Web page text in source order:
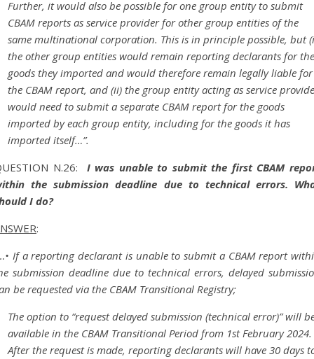
Further, it would also be possible for one group entity to submit
CBAM reports as service provider for other group entities of the
same multinational corporation. This is in principle possible, but
the other group entities would remain reporting declarants for the
goods they imported and would therefore remain legally liable for
the CBAM report, and (ii) the group entity acting as service
would need to submit a separate CBAM report for the goods
imported by each group entity, including for the goods it has
imported itself…”.
N.26: I was unable to submit the first CBAM
the submission deadline due to technical errors.
I do?
:
If a reporting declarant is unable to submit a CBAM report
submission deadline due to technical errors, delayed
be requested via the CBAM Transitional Registry;
The option to “request delayed submission (technical error)” will
available in the CBAM Transitional Period from 1st February 2024.
After the request is made, reporting declarants will have 30 days